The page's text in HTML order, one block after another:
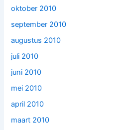
oktober 2010
september 2010
augustus 2010
juli 2010
juni 2010
mei 2010
april 2010
maart 2010